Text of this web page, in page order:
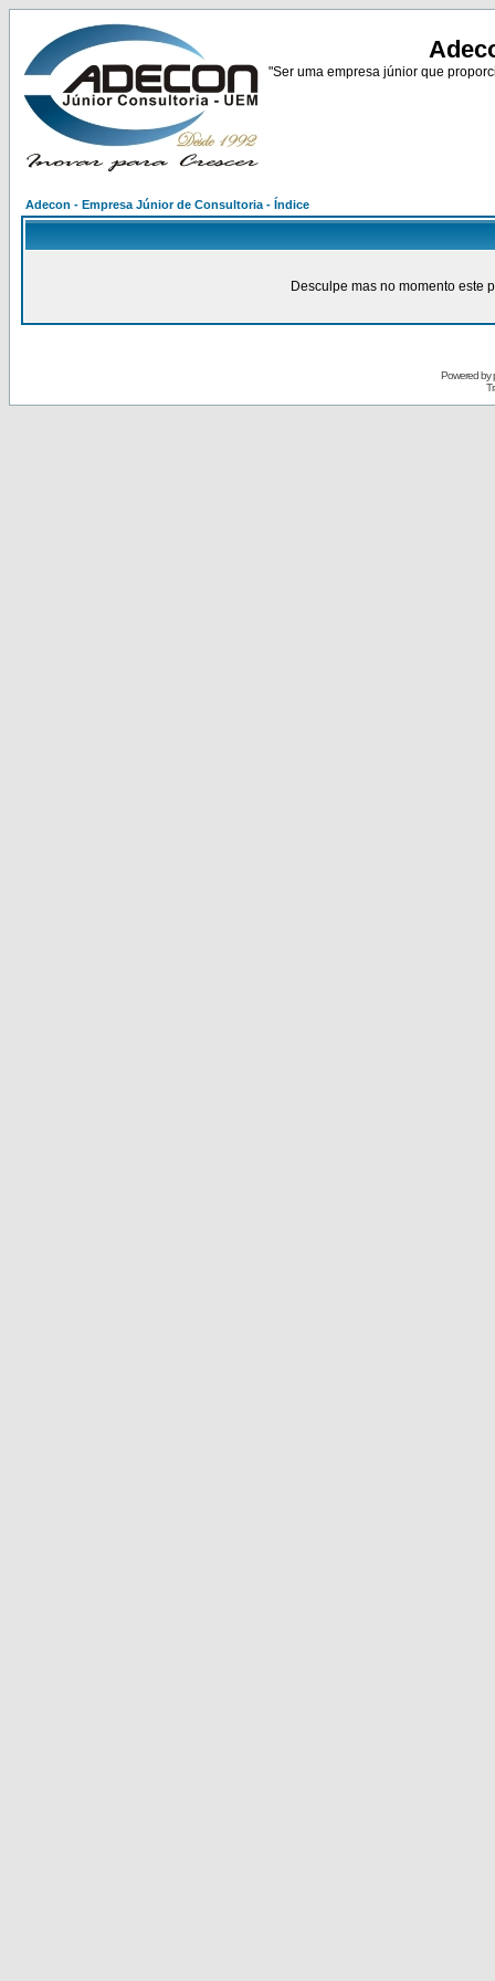
"Ser uma empresa júnior que
Adecon - Empresa Júnior de Consultoria - Índice
Desculpe mas no momento este
Powered by